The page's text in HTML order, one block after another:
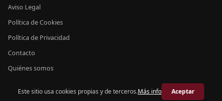
Aviso Legal
Política de Cookies
Política de Privacidad
Contacto
Quiénes somos
© 2026 Crónica Valencia
Este sitio usa cookies propias y de terceros.Más info Aceptar